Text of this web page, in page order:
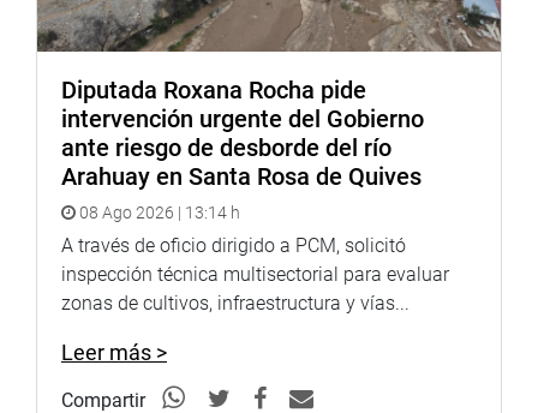
Diputada Roxana Rocha pide
intervención urgente del Gobierno
ante riesgo de desborde del río
Arahuay en Santa Rosa de Quives
08 Ago 2026 | 13:14 h
A través de oficio dirigido a PCM, solicitó
inspección técnica multisectorial para evaluar
zonas de cultivos, infraestructura y vías...
Leer más >
Compartir